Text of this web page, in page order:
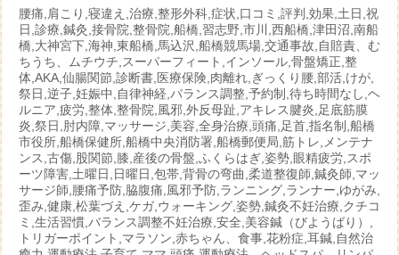
腰痛,肩こり,寝違え,治療,整形外科,症状,口コミ,評判,効果,土日,祝
日,診療,鍼灸,接骨院,整骨院,船橋,習志野,市川,西船橋,津田沼,南船
橋,大神宮下,海神,東船橋,馬込沢,船橋競馬場,交通事故,自賠責、む
ちうち、ムチウチ,スーパーフィート,インソール,骨盤矯正,整
体,AKA,仙腸関節,診断書,医療保険,肉離れ,ぎっくり腰,部活,けが,
祭日,逆子,妊娠中,自律神経,バランス調整,予約制,待ち時間なし,ヘ
ルニア,疲労,整体,整骨院,風邪,外反母趾,アキレス腱炎,足底筋膜
炎,祭日,肘内障,マッサージ,美容,全身治療,頭痛,足首,指名制,船橋
市役所,船橋保健所,船橋中央消防署,船橋郵便局,筋トレ,メンテナ
ンス,古傷,股関節,膝,産後の骨盤,ふくらはぎ,姿勢,眼精疲労,スポ
ーツ障害,土曜日,日曜日,包帯,背骨の弯曲,柔道整復師,鍼灸師,マッ
サージ師,腰痛予防,脇腹痛,風邪予防,ランニング,ランナー,ゆがみ,
歪み,健康,松葉づえ,ケガ,ウォーキング,姿勢,鍼灸不妊治療,クチコ
ミ,生活習慣,バランス調整不妊治療,安全,美容鍼（びようばり）,
トリガーポイント,マラソン,赤ちゃん、食事,花粉症,耳鍼,自然治